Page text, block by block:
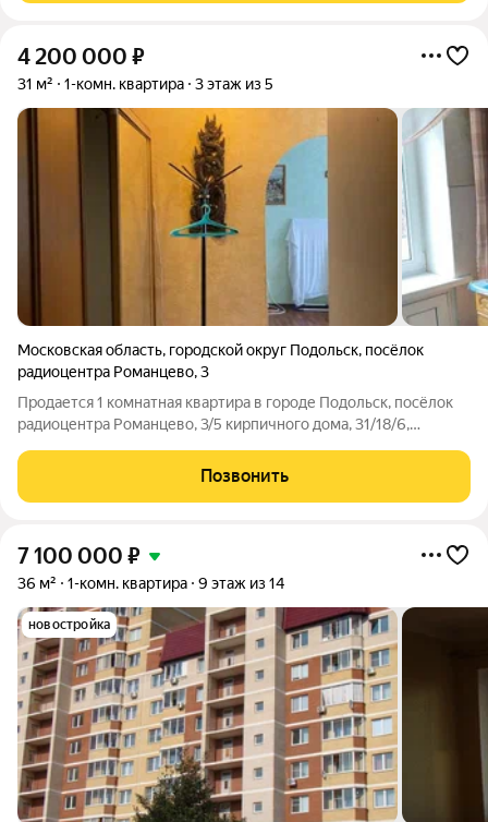
4 200 000 ₽
31 м² 1-комн. квартира 3 этаж из 5
Московская область, городской округ Подольск, посёлок
радиоцентра Романцево,3
Продается 1 комнатная квартира в городе Подольск, посёлок
радиоцентра Романцево, 3/5 кирпичного дома, 31/18/6,
Хороший район с развитой инфраструктурой, рядом школа,
детский сад, остановка
Позвонить
7 100 000 ₽
36 м² 1-комн. квартира 9 этаж из 14
новостройка